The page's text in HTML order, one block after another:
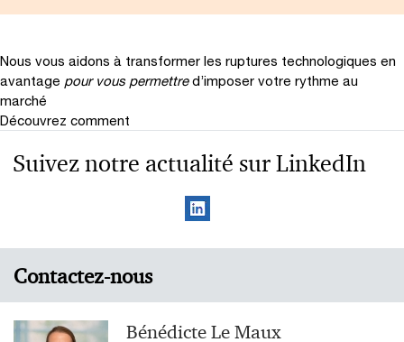
Nous vous aidons à transformer les ruptures technologiques en
avantage pour vous permettre d’imposer votre rythme au
marché
Découvrez comment
Suivez notre actualité sur LinkedIn
Contactez-nous
Bénédicte Le Maux